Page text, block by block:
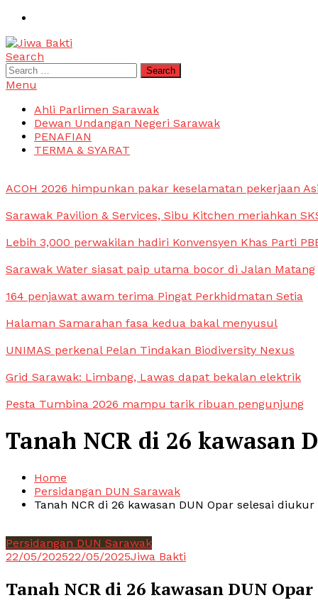
Skip
Content
Jiwa Bakti
Suara PBB Sarawak
Search
Search
for:
Menu
Ahli Parlimen Sarawak
Dewan Undangan Negeri Sarawak
PENAFIAN
TERMA & SYARAT
ACOH 2026 himpunkan pakar keselamatan pekerjaan
Sarawak Pavilion & Services, Sibu Kitchen meriahkan
Lebih 3,000 perwakilan hadiri Konvensyen Khas Parti
Sarawak Water siasat paip utama bocor di Jalan Matang
164 penjawat awam terima Pingat Perkhidmatan Setia
Halaman Samarahan fasa kedua bakal menyusul
UNIMAS perkenal Pelan Tindakan Biodiversity Nexus
Grid Sarawak: Limbang, Lawas dapat bekalan elektrik
Pesta Tumbina 2026 mampu tarik ribuan pengunjung
Tanah NCR di 26 kawasan
Home
Persidangan DUN Sarawak
Tanah NCR di 26 kawasan DUN Opar selesai diukur
Persidangan DUN Sarawak
22/05/202522/05/2025Jiwa Bakti
Tanah NCR di 26 kawasan DUN